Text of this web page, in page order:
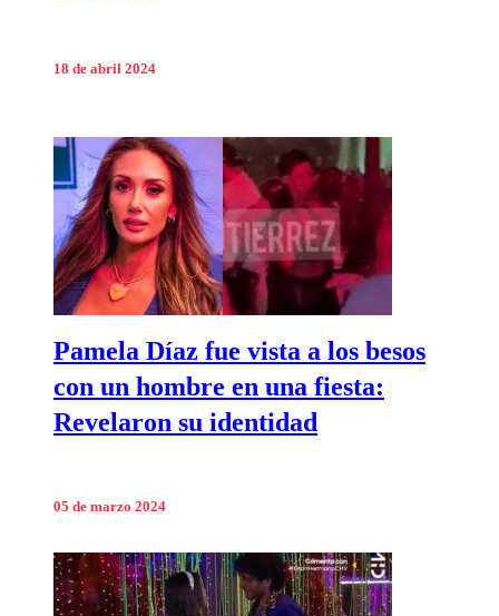
18 de abril 2024
Pamela Díaz fue vista a los besos
con un hombre en una fiesta:
Revelaron su identidad
05 de marzo 2024